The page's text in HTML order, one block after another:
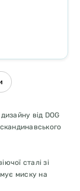
від DOG
сталі зі
миску на